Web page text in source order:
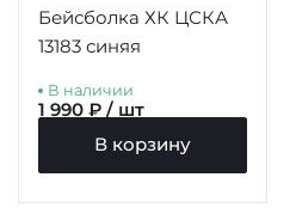
Бейсболка ХК ЦСКА
13183 синяя
В наличии
1 990 ₽ / шт
В корзину